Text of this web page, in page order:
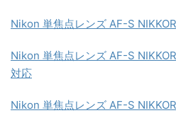
Nikon 単焦点レンズ AF-S
Nikon 単焦点レンズ AF-S
対応
Nikon 単焦点レンズ AF-S